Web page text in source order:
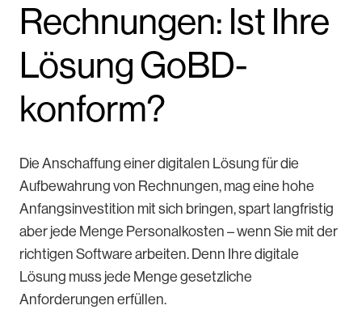
Rechnungen: Ist Ihre
Lösung GoBD-
konform?
Die Anschaffung einer digitalen Lösung für die
Aufbewahrung von Rechnungen, mag eine hohe
Anfangsinvestition mit sich bringen, spart langfristig
aber jede Menge Personalkosten – wenn Sie mit der
richtigen Software arbeiten. Denn Ihre digitale
Lösung muss jede Menge gesetzliche
Anforderungen erfüllen.